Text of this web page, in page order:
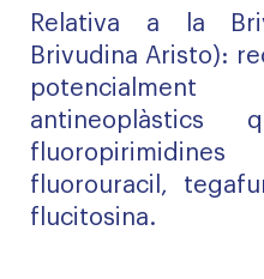
Relativa a la
Brivudina Aristo):
antineoplàstics
fluorouracil,
flucitosina.